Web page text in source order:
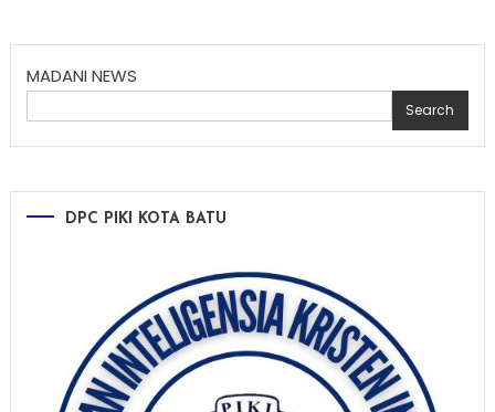
MADANI NEWS
Search
DPC PIKI KOTA BATU